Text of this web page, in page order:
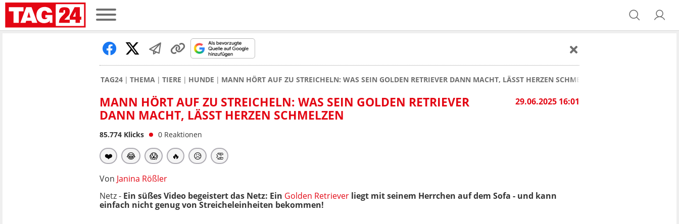
TAG24 THEMA TIERE HUNDE MANN HÖRT AUF ZU STREICHELN: WAS SEIN GOLDEN RETRIEVER DANN MACHT, LÄSST HERZEN SCHMELZEN
29.06.2025 16:01
MANN HÖRT AUF ZU STREICHELN: WAS SEIN GOLDEN RETRIEVER
DANN MACHT, LÄSST HERZEN SCHMELZEN
85.774 Klicks 0 Reaktionen
❤️ 😂 😱 🔥 😥 👏
Von Janina Rößler
Netz - Ein süßes Video begeistert das Netz: Ein Golden Retriever liegt mit seinem Herrchen auf dem Sofa - und kann
einfach nicht genug von Streicheleinheiten bekommen!